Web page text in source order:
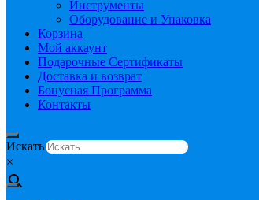
Инструменты
Оборудование и Упаковка
Корзина
Мой аккаунт
Подарочные Сертификаты
Доставка и возврат
Бонусная Программа
Контакты
Искать
×